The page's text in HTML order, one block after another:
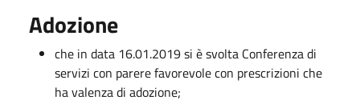
Adozione
che in data 16.01.2019 si è svolta Conferenza di
servizi con parere favorevole con prescrizioni che
ha valenza di adozione;